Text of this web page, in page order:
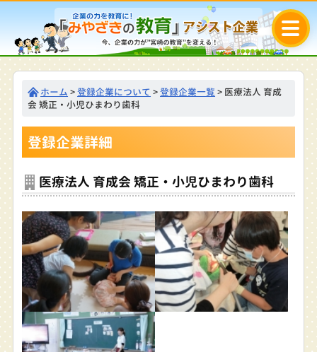
ホーム >登録企業について >登録企業一覧> 医療法人 育成
会 矯正・小児ひまわり歯科
登録企業詳細
医療法人 育成会 矯正・小児ひまわり歯科